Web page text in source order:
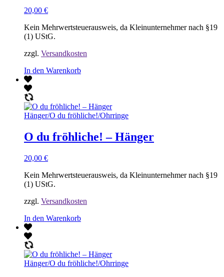
20,00 €
Kein Mehrwertsteuerausweis, da Kleinunternehmer nach §19
(1) UStG.
zzgl. Versandkosten
In den Warenkorb
Hänger/O du fröhliche!/Ohrringe
O du fröhliche! – Hänger
20,00 €
Kein Mehrwertsteuerausweis, da Kleinunternehmer nach §19
(1) UStG.
zzgl. Versandkosten
In den Warenkorb
Hänger/O du fröhliche!/Ohrringe